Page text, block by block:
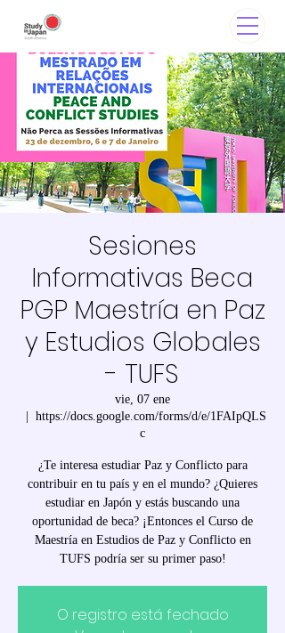
Sesiones
Informativas Beca
PGP Maestría en Paz
y Estudios Globales
- TUFS
vie, 07 ene
https://docs.google.com/forms/d/e/1FAIpQLS
c
¿Te interesa estudiar Paz y Conflicto para
contribuir en tu país y en el mundo? ¿Quieres
estudiar en Japón y estás buscando una
oportunidad de beca? ¡Entonces el Curso de
Maestría en Estudios de Paz y Conflicto en
TUFS podría ser su primer paso!
O registro está fechado